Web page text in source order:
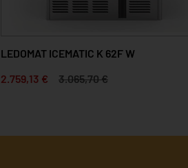
LEDOMAT ICEMATIC K 62F W
2.759,13 €
3.065,70 €